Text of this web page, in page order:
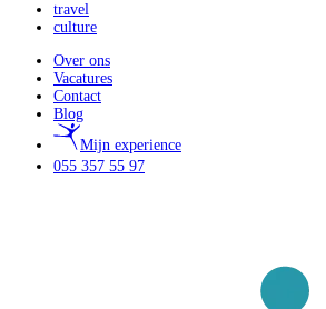
travel
culture
Over ons
Vacatures
Contact
Blog
Mijn experience
055 357 55 97